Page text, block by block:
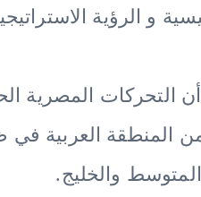
و الرؤية
أن التحركات المصرية
المنطقة العربية
والخليج.